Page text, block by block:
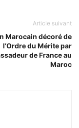
Article suivant
Marocain décoré de
l’Ordre du Mérite par
de France au
Maroc